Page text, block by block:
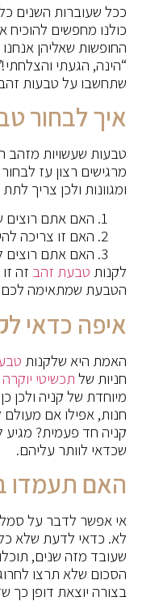
ככל שעוברות השנים
כולנו מחפשים להוכיח
החופשות שאליהן
“הינה, הגעתי
שתחשבו על טבעות
איך לבחור
טבעות שעשויות מזהב
מרגישים רצון עז
ומגוונות ולכן צריך
האם אתם רוצים
האם זו צריכה
האם אתם
לקנות טבעת זהב זה
הטבעת שמתאימה לכם
איפה כדאי
האמת היא שלקנות
חניות של תכשיטי יוקרה
מיוחדת של קניה
חנות, אפילו אם
קניה חד פעמית?
שכדאי לוותר עליהם.
האם תעמדו
אי אפשר לדבר על סמל
לא. כדאי לדעת שלא
שעובד מזה שנים,
הסכום שלא תרצו
בצורה יוצאת דופן כך